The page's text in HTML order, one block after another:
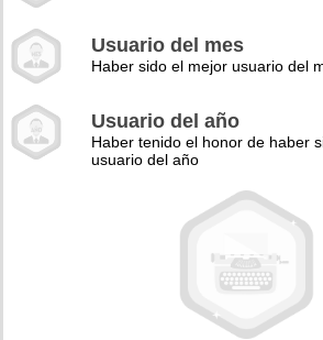
Usuario del mes
Haber sido el mejor usuario del
Usuario del año
Haber tenido el honor de haber
usuario del año